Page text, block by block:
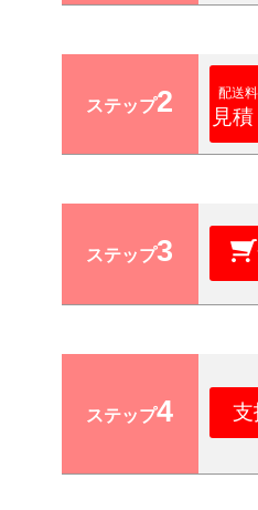
ステップ2 配送
見
ステップ3
ステップ4